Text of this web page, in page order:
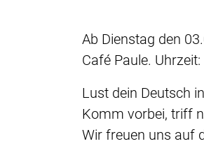
Ab Dienstag den
Café Paule.
Lust dein Deutsch
Komm vorbei, triff
Wir freuen uns auf